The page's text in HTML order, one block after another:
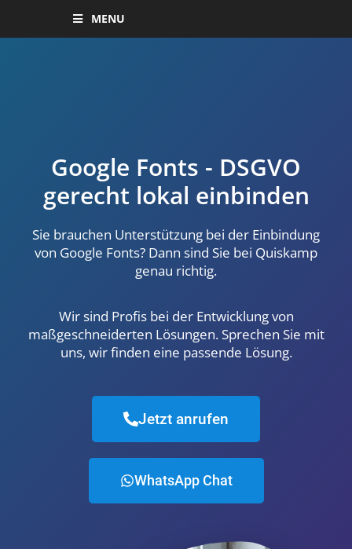
MENU
Google Fonts - DSGVO
gerecht lokal einbinden
Sie brauchen Unterstützung bei der Einbindung
von Google Fonts? Dann sind Sie bei Quiskamp
genau richtig.
Wir sind Profis bei der Entwicklung von
maßgeschneiderten Lösungen. Sprechen Sie mit
uns, wir finden eine passende Lösung.
Jetzt anrufen
WhatsApp Chat